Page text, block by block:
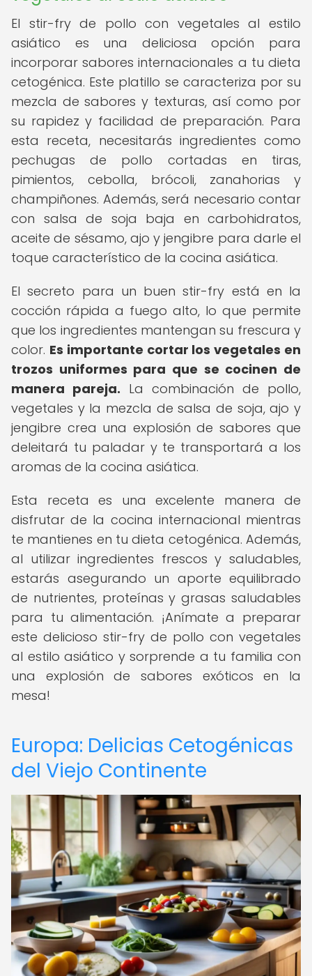
El stir-fry de pollo con vegetales al estilo
asiático es una deliciosa opción para
incorporar sabores internacionales a tu dieta
cetogénica. Este platillo se caracteriza por su
mezcla de sabores y texturas, así como por
su rapidez y facilidad de preparación. Para
esta receta, necesitarás ingredientes como
pechugas de pollo cortadas en tiras,
pimientos, cebolla, brócoli, zanahorias y
champiñones. Además, será necesario contar
con salsa de soja baja en carbohidratos,
aceite de sésamo, ajo y jengibre para darle el
toque característico de la cocina asiática.
El secreto para un buen stir-fry está en la
cocción rápida a fuego alto, lo que permite
que los ingredientes mantengan su frescura y
color. Es importante cortar los vegetales en
trozos uniformes para que se cocinen de
manera pareja. La combinación de pollo,
vegetales y la mezcla de salsa de soja, ajo y
jengibre crea una explosión de sabores que
deleitará tu paladar y te transportará a los
aromas de la cocina asiática.
Esta receta es una excelente manera de
disfrutar de la cocina internacional mientras
te mantienes en tu dieta cetogénica. Además,
al utilizar ingredientes frescos y saludables,
estarás asegurando un aporte equilibrado
de nutrientes, proteínas y grasas saludables
para tu alimentación. ¡Anímate a preparar
este delicioso stir-fry de pollo con vegetales
al estilo asiático y sorprende a tu familia con
una explosión de sabores exóticos en la
mesa!
Europa: Delicias Cetogénicas
del Viejo Continente